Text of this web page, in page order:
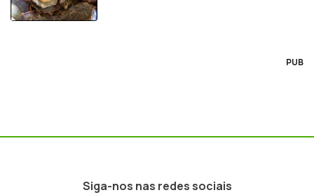
PUB
Siga-nos nas redes sociais